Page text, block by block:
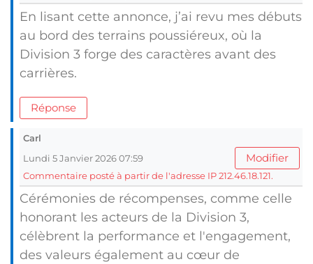
En lisant cette annonce, j’ai revu mes débuts
au bord des terrains poussiéreux, où la
Division 3 forge des caractères avant des
carrières.
Réponse
Carl
Lundi 5 Janvier 2026 07:59
Modifier
Commentaire posté à partir de l'adresse IP 212.46.18.121.
Cérémonies de récompenses, comme celle
honorant les acteurs de la Division 3,
célèbrent la performance et l'engagement,
des valeurs également au cœur de